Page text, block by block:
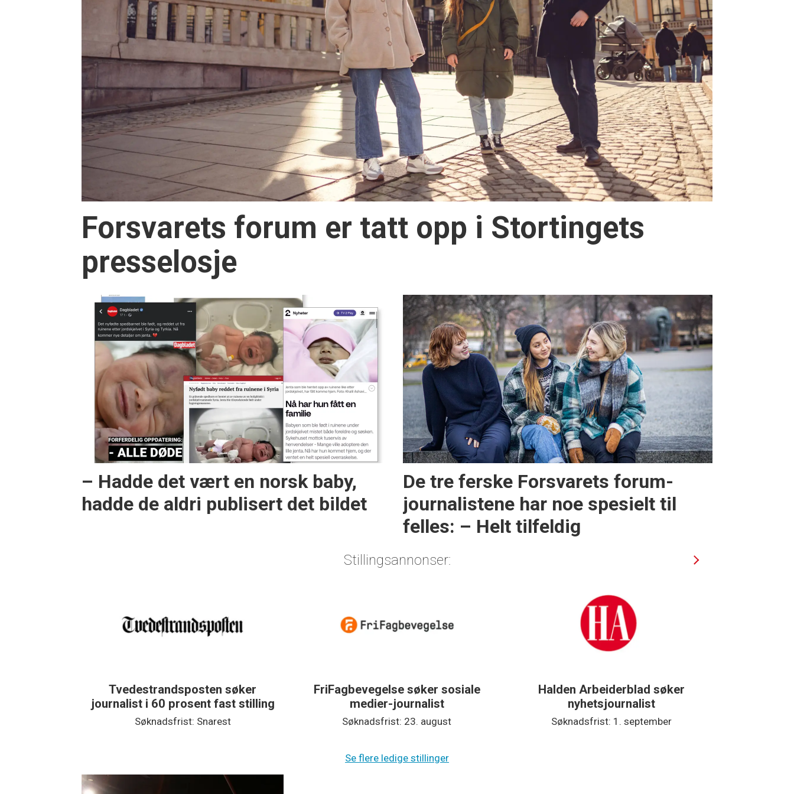
Forsvarets forum er tatt opp i Stortingets
presselosje
– Hadde det vært en norsk baby,
hadde de aldri publisert det bildet
De tre ferske Forsvarets forum-
journalistene har noe spesielt til
felles: – Helt tilfeldig
Stillingsannonser:
Tvedestrandsposten søker
journalist i 60 prosent fast stilling
Søknadsfrist: Snarest
FriFagbevegelse søker sosiale
medier-journalist
Søknadsfrist: 23. august
Halden Arbeiderblad søker
nyhetsjournalist
Søknadsfrist: 1. september
Se flere ledige stillinger